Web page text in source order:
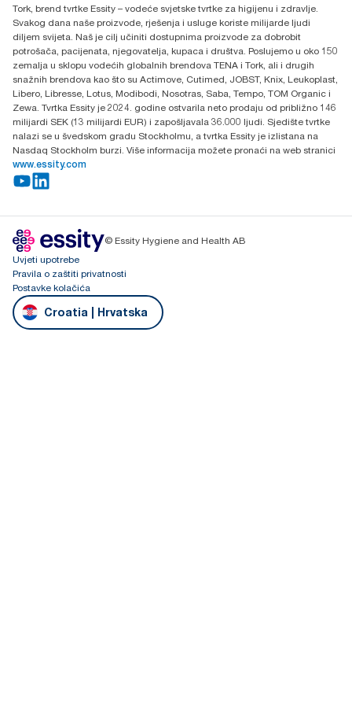
H-1021 Budapest
Budakeszi út 51.
Tork, brend tvrtke Essity – vodeće svjetske tvrtke za higijenu i zdravlje.
Svakog dana naše proizvode, rješenja i usluge koriste milijarde ljudi
diljem svijeta. Naš je cilj učiniti dostupnima proizvode za dobrobit
potrošača, pacijenata, njegovatelja, kupaca i društva. Poslujemo u oko 150
zemalja u sklopu vodećih globalnih brendova TENA i Tork, ali i drugih
snažnih brendova kao što su Actimove, Cutimed, JOBST, Knix, Leukoplast,
Libero, Libresse, Lotus, Modibodi, Nosotras, Saba, Tempo, TOM Organic i
Zewa. Tvrtka Essity je 2024. godine ostvarila neto prodaju od približno 146
milijardi SEK (13 milijardi EUR) i zapošljavala 36.000 ljudi. Sjedište tvrtke
nalazi se u švedskom gradu Stockholmu, a tvrtka Essity je izlistana na
Nasdaq Stockholm burzi. Više informacija možete pronaći na web stranici
www.essity.com
© Essity Hygiene and Health AB
Uvjeti upotrebe
Pravila o zaštiti privatnosti
Postavke kolačića
Croatia | Hrvatska